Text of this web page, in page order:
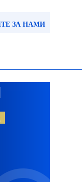
ЗА НАМИ